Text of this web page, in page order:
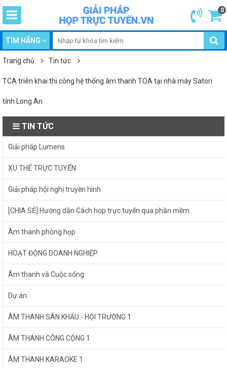
0
TÌM HÃNG
Trang chủ Tin tức
TCA triên khai thi công hệ thống âm thanh TOA tại nhà máy Satori
tỉnh Long An
TIN TỨC
Giải pháp Lumens
XU THẾ TRỰC TUYẾN
Giải pháp hội nghị truyền hình
[CHIA SẺ] Hướng dẫn Cách họp trực tuyến qua phần mềm
Âm thanh phòng họp
HOẠT ĐỘNG DOANH NGHIỆP
Âm thanh và Cuộc sống
Dự án
ÂM THANH SÂN KHẤU - HỘI TRƯỜNG 1
ÂM THANH CÔNG CỘNG 1
ÂM THANH KARAOKE 1